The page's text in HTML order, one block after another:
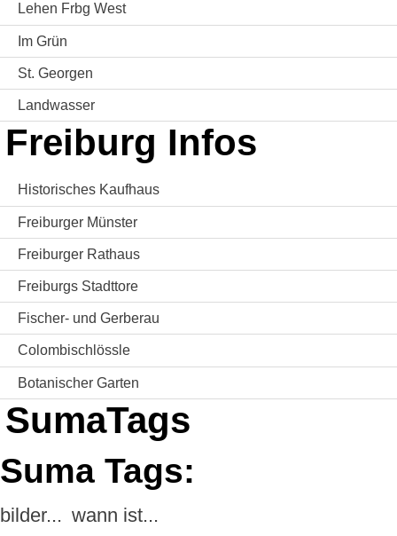
Lehen Frbg West
Im Grün
St. Georgen
Landwasser
Freiburg Infos
Historisches Kaufhaus
Freiburger Münster
Freiburger Rathaus
Freiburgs Stadttore
Fischer- und Gerberau
Colombischlössle
Botanischer Garten
SumaTags
Suma Tags:
bilder... wann ist...